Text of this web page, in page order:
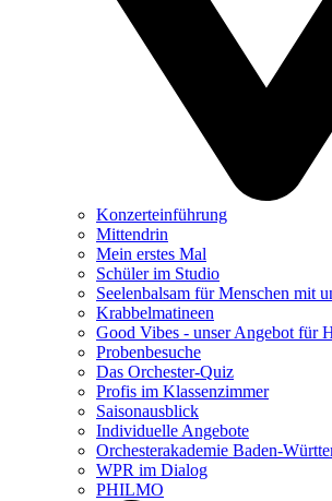
Konzerteinführung
Mittendrin
Mein erstes Mal
Schüler im Studio
Seelenbalsam für Menschen mit
Krabbelmatineen
Good Vibes - unser Angebot für
Probenbesuche
Das Orchester-Quiz
Profis im Klassenzimmer
Saisonausblick
Individuelle Angebote
Orchesterakademie Baden-
WPR im Dialog
PHILMO